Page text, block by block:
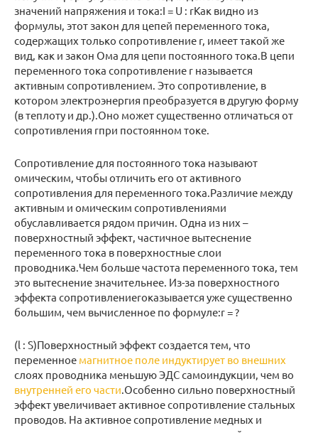
значений напряжения и тока:I = U : rКак видно из
формулы, этот закон для цепей переменного тока,
содержащих только сопротивление r, имеет такой же
вид, как и закон Ома для цепи постоянного тока.В цепи
переменного тока сопротивление r называется
активным сопротивлением. Это сопротивление, в
котором электроэнергия преобразуется в другую форму
(в теплоту и др.).Оно может существенно отличаться от
сопротивления rпри постоянном токе.
Сопротивление для постоянного тока называют
омическим, чтобы отличить его от активного
сопротивления для переменного тока.Различие между
активным и омическим сопротивлениями
обуславливается рядом причин. Одна из них –
поверхностный эффект, частичное вытеснение
переменного тока в поверхностные слои
проводника.Чем больше частота переменного тока, тем
это вытеснение значительнее. Из-за поверхностного
эффекта сопротивлениеrоказывается уже существенно
большим, чем вычисленное по формуле:r = ?
(l : S)Поверхностный эффект создается тем, что
переменное магнитное поле индуктирует во внешних
слоях проводника меньшую ЭДС самоиндукции, чем во
внутренней его части.Особенно сильно поверхностный
эффект увеличивает активное сопротивление стальных
проводов. На активное сопротивление медных и